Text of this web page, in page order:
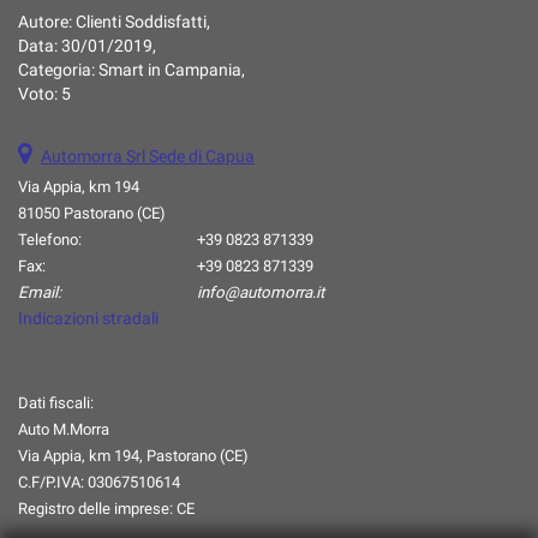
Autore:Clienti Soddisfatti,
Data:30/01/2019,
Categoria:Smart in Campania,
Voto: 5
Automorra Srl Sede di Capua
Via Appia, km 194
81050 Pastorano (CE)
Telefono:
+39 0823 871339
Fax:
+39 0823 871339
Email:
info@automorra.it
Indicazioni stradali
Dati fiscali:
Auto M.Morra
Via Appia, km 194, Pastorano (CE)
C.F/P.IVA: 03067510614
Registro delle imprese: CE
questi
strumenti
di
tracciamento
rimanda
alla
cookie
policy.
Puoi
rivedere
e
modificare
in
qualsiasi
momento.